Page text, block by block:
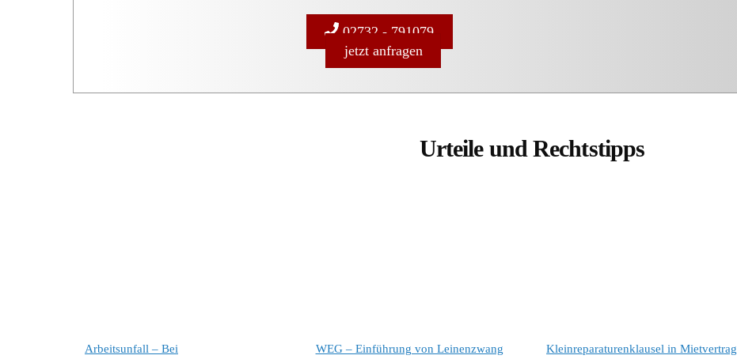
02732 - 791079
jetzt anfragen
Urteile und Rechtstipps
Arbeitsunfall – Bei
WEG – Einführung von Leinenzwang
Kleinreparaturenklausel in Mietvertrag